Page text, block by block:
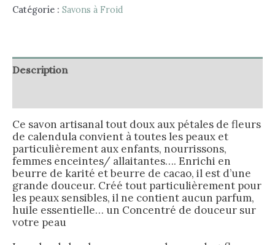
Catégorie : Savons à Froid
Description
Ce savon artisanal tout doux aux pétales de fleurs
de calendula convient à toutes les peaux et
particulièrement aux enfants, nourrissons,
femmes enceintes/ allaitantes…. Enrichi en
beurre de karité et beurre de cacao, il est d’une
grande douceur. Créé tout particulièrement pour
les peaux sensibles, il ne contient aucun parfum,
huile essentielle… un Concentré de douceur sur
votre peau